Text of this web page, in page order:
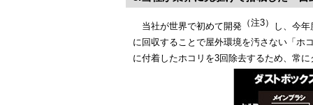
当社が世界で初めて開発 （注3）
し、今
に回収することで屋外環境を汚さない「ホ
に付着したホコリを3回除去するため、常